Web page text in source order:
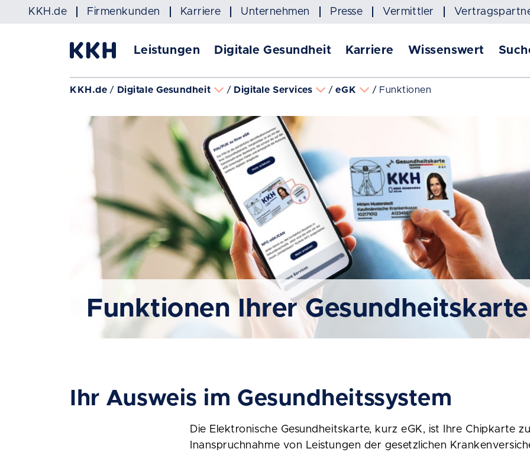
Navigation überspringen
KKH.de Firmenkunden Karriere Unternehmen Presse Vermittler
Leistungen Digitale Gesundheit Karriere Wissenswert
KKH.de Digitale Gesundheit Digitale Services eGK Funktionen
Funktionen Ihrer Gesundheitskarte
Ihr Ausweis im Gesundheitssystem
Die Elektronische Gesundheitskarte, kurz eGK, ist Ihre Chipkarte
Inanspruchnahme von Leistungen der gesetzlichen